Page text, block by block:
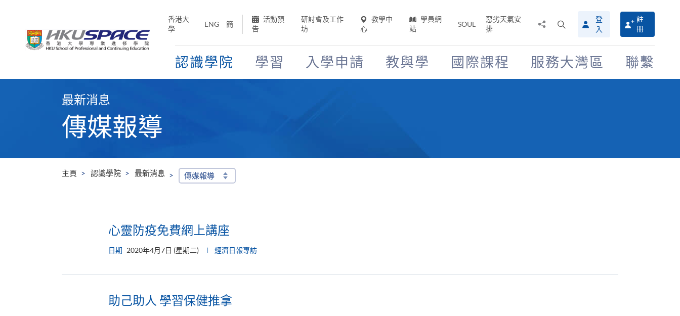
香港大
學
ENG 簡
活動預
告
研討會及工作
坊
教學中
心
學員網
站
SOUL
惡劣天氣安
排
搜
尋
介
面
登
入
註
冊
認識學院 學習 入學申請 教與學 國際課程 服務大灣區 聯繫
最新消息
傳媒報導
主頁 認識學院 最新消息 傳媒報導
心靈防疫免費網上講座
日期 2020年4月7日 (星期二) 經濟日報專訪
助己助人 學習保健推拿